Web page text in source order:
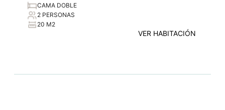
CAMA DOBLE
2 PERSONAS
20 M2
VER HABITACIÓN